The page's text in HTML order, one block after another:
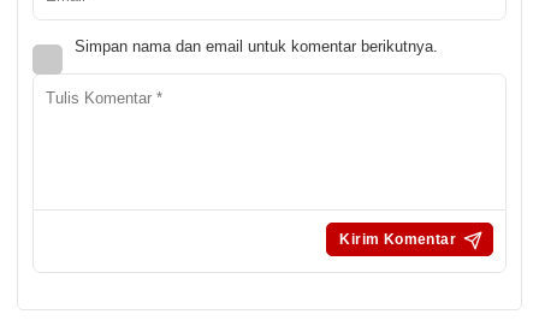
Simpan nama dan email untuk komentar berikutnya.